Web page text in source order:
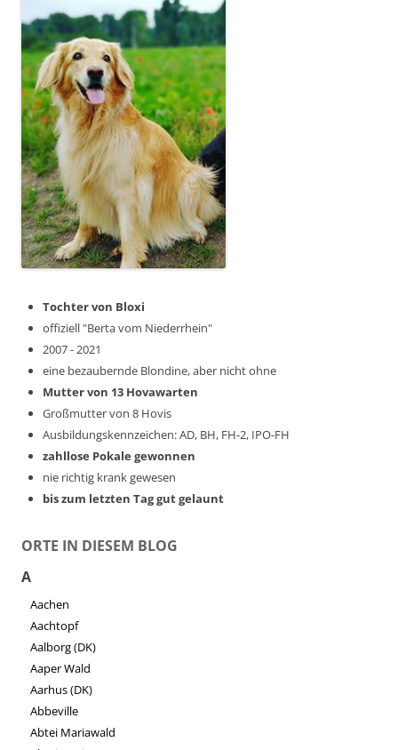
Tochter von Bloxi
offiziell "Berta vom Niederrhein"
2007 - 2021
eine bezaubernde Blondine, aber nicht ohne
Mutter von 13 Hovawarten
Großmutter von 8 Hovis
Ausbildungskennzeichen: AD, BH, FH-2, IPO-FH
zahllose Pokale gewonnen
nie richtig krank gewesen
bis zum letzten Tag gut gelaunt
ORTE IN DIESEM BLOG
A
Aachen
Aachtopf
Aalborg (DK)
Aaper Wald
Aarhus (DK)
Abbeville
Abtei Mariawald